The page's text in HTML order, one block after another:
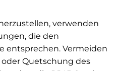
verwenden
die den
entsprechen. Vermeiden
Quetschung des